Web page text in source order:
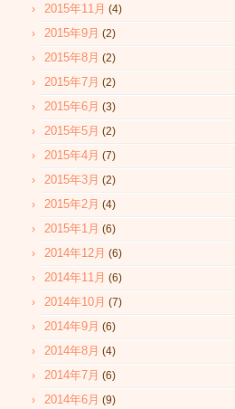
2015年11月 (4)
2015年9月 (2)
2015年8月 (2)
2015年7月 (2)
2015年6月 (3)
2015年5月 (2)
2015年4月 (7)
2015年3月 (2)
2015年2月 (4)
2015年1月 (6)
2014年12月 (6)
2014年11月 (6)
2014年10月 (7)
2014年9月 (6)
2014年8月 (4)
2014年7月 (6)
2014年6月 (9)